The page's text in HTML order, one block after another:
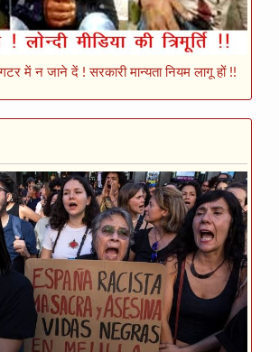
गटर में न जाने दें ! सरकारी मान्यता नियम लागू हों !!